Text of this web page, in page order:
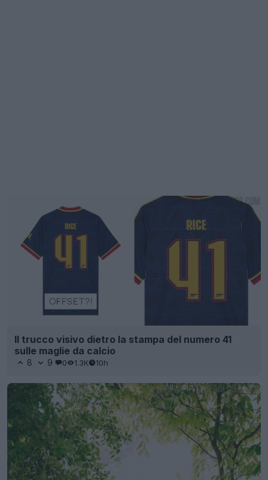
Il trucco visivo dietro la stampa del numero 41
sulle maglie da calcio
8 9 0 1.3K 10h